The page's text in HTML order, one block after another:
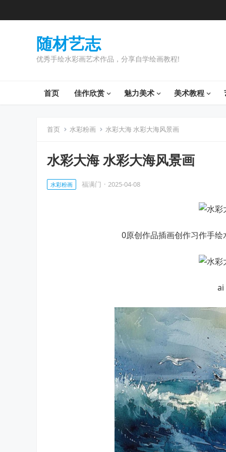
随材艺志
优秀手绘水彩画艺术作品，分享自学绘画教程!
首页 佳作欣赏 魅力美术 美术教程
首页 水彩粉画 水彩大海 水彩大海风景画
水彩大海 水彩大海风景画
水彩粉画 福满门 · 2025-04-08
0原创作品插画创作习作手
ai